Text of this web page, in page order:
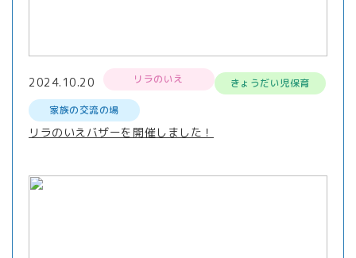
2024.10.20 リラのいえ
きょうだい児保育
家族の交流の場
リラのいえバザーを開催しました！